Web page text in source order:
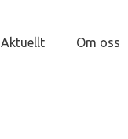
Aktuellt Om oss